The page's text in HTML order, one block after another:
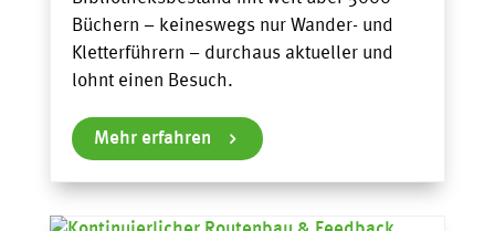
Büchern – keineswegs nur Wander- und
Kletterführern – durchaus aktueller und
lohnt einen Besuch.
Mehr erfahren